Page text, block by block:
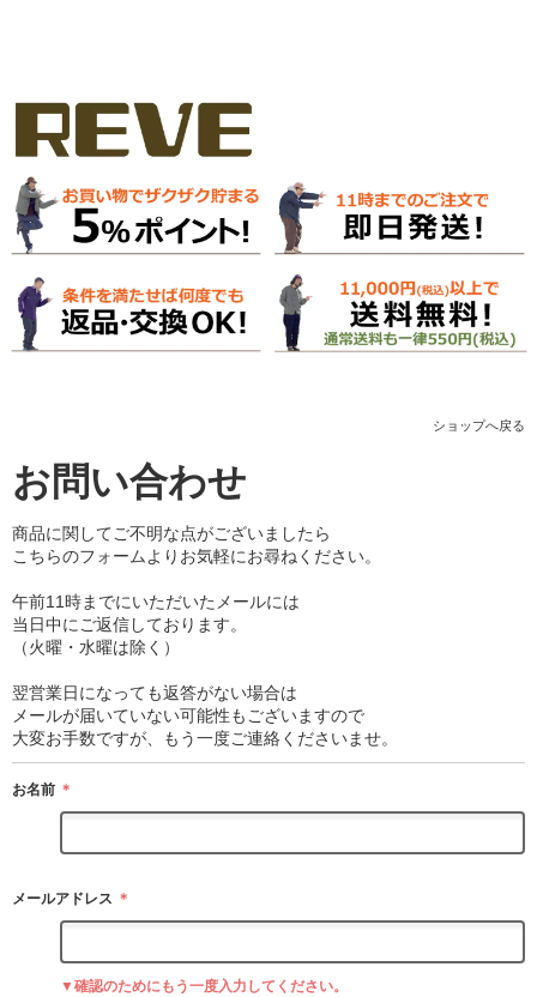
ショップへ戻る
お問い合わせ
商品に関してご不明な点がございましたら
こちらのフォームよりお気軽にお尋ねください。
午前11時までにいただいたメールには
当日中にご返信しております。
（火曜・水曜は除く）
翌営業日になっても返答がない場合は
メールが届いていない可能性もございますので
大変お手数ですが、もう一度ご連絡くださいませ。
お名前 ＊
メールアドレス ＊
▼確認のためにもう一度入力してください。